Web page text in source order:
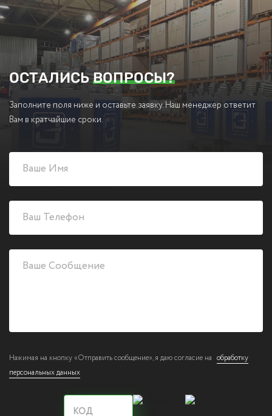
ОСТАЛИСЬВОПРОСЫ?
Заполните поля ниже и оставьте заявку. Наш менеджер ответит
Вам в кратчайшие сроки.
Нажимая на кнопку «Отправить сообщение», я даю согласие на обработку
персональных данных